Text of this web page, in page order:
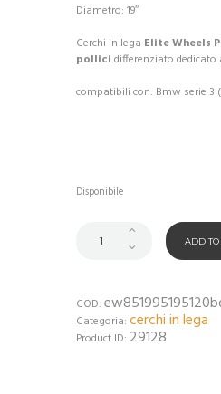
€
Diametro: 19″
Cerchi in lega Elite Wheels
pollici differenziato dedicato
compatibili con: Bmw serie 3
Disponibile
ADD TO
COD:
Categoria: cerchi in lega
Product ID: 29128